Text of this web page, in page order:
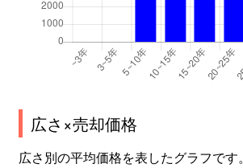
広さ×売却価格
広さ別の平均価格を表したグラフです。